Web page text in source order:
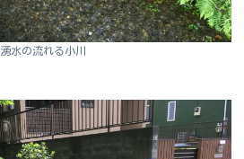
湧水の流れる小川